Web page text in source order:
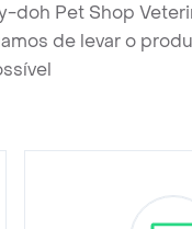
doh Pet Shop
de levar o